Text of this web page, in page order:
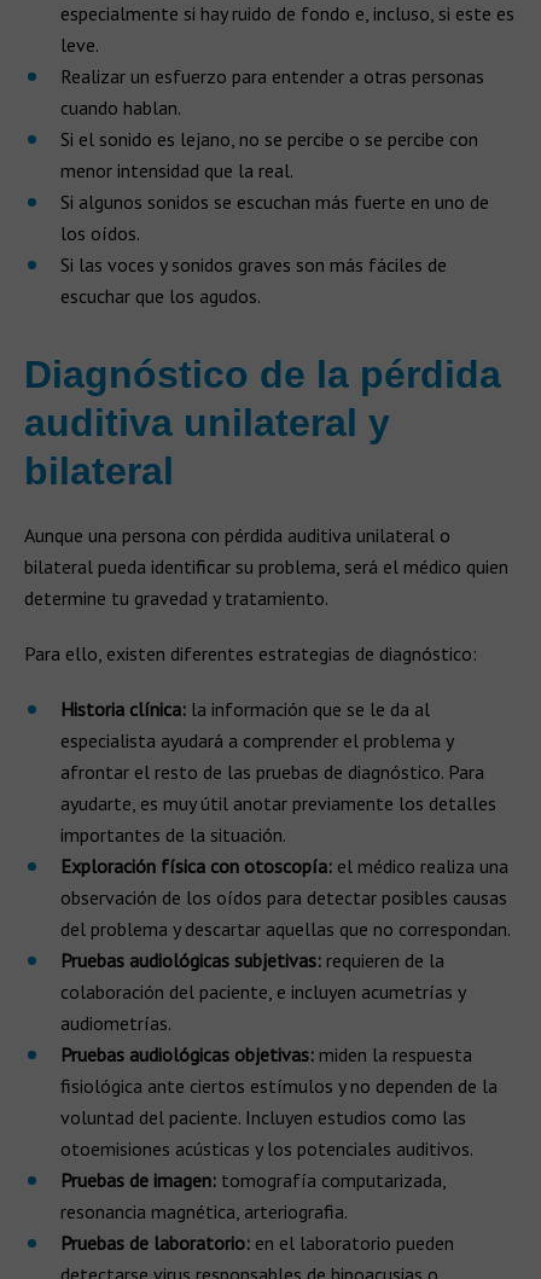
especialmente si hay ruido de fondo e, incluso, si este es
leve.
Realizar un esfuerzo para entender a otras personas
cuando hablan.
Si el sonido es lejano, no se percibe o se percibe con
menor intensidad que la real.
Si algunos sonidos se escuchan más fuerte en uno de
los oídos.
Si las voces y sonidos graves son más fáciles de
escuchar que los agudos.
Diagnóstico de la pérdida
auditiva unilateral y
bilateral
Aunque una persona con pérdida auditiva unilateral o
bilateral pueda identificar su problema, será el médico quien
determine tu gravedad y tratamiento.
Para ello, existen diferentes estrategias de diagnóstico:
Historia clínica: la información que se le da al
especialista ayudará a comprender el problema y
afrontar el resto de las pruebas de diagnóstico. Para
ayudarte, es muy útil anotar previamente los detalles
importantes de la situación.
Exploración física con otoscopía: el médico realiza una
observación de los oídos para detectar posibles causas
del problema y descartar aquellas que no correspondan.
Pruebas audiológicas subjetivas: requieren de la
colaboración del paciente, e incluyen acumetrías y
audiometrías.
Pruebas audiológicas objetivas: miden la respuesta
fisiológica ante ciertos estímulos y no dependen de la
voluntad del paciente. Incluyen estudios como las
otoemisiones acústicas y los potenciales auditivos.
Pruebas de imagen: tomografía computarizada,
resonancia magnética, arteriografia.
Pruebas de laboratorio: en el laboratorio pueden
detectarse virus responsables de hipoacusias o